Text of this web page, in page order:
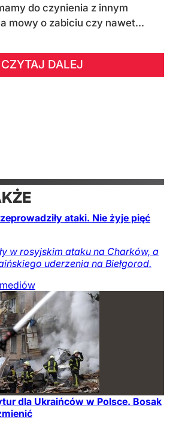
do czynienia z innym
mowy o zabiciu czy nawet...
CZYTAJ DALEJ
ataki. Nie żyje pięć
w rosyjskim ataku na Charków, a
uderzenia na Biełgorod.
dla Ukraińców w Polsce. Bosak